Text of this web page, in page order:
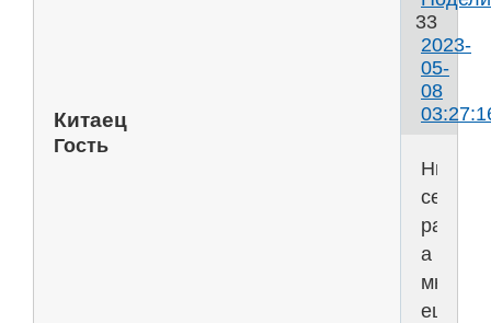
33
2023-
05-
08
Китаец
Гость
Ничего
себе
а
мне
еще